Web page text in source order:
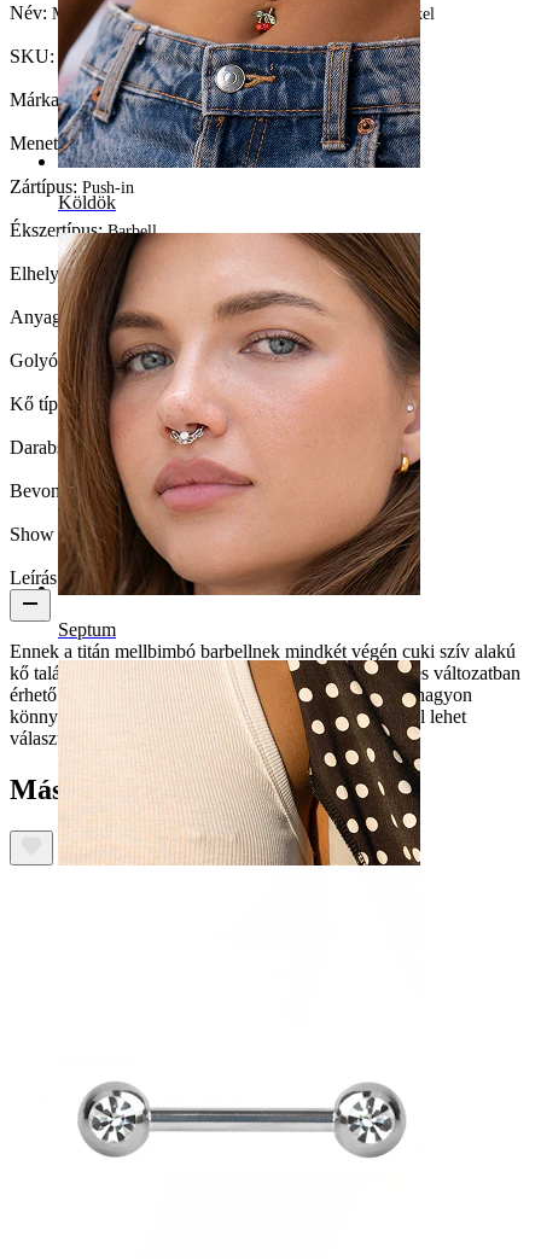
Köldök
Septum
Vásárlás piercing szerint
Piercings
Név: Mellbimbó barbell titánból szív alakú cirkónia kövekkel
SKU: Nipple-123
Márka:Bodymod Premium
Menetvastagság:1,6 mm
Zártípus: Push-in
Ékszertípus:Barbell
Elhelyezkedés:Mellbimbó
Anyag:Titán
Golyó mérete:5 mm.
Kő típusa:Köbös cirkónia
Darabszám: 1
Bevonatos az ékszer?:Igen, az egész ékszer
Show pair option: Igen
Leírás
Ennek a titán mellbimbó barbellnek mindkét végén cuki szív alakú
kő található. Átlátszó, piros és rózsaszín cirkónia köves változatban
érhető el. Ez a barbell push-in zárral rendelkezik, így nagyon
könnyű behelyezni és zárni. Különböző méretek közül lehet
választani.
Mások ezeket is megvásárolták